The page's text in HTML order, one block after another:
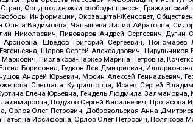
Фонд поддержки свободы прессы,
Информации, Экозащита!-Женсовет,
Вадимовна, Чанышева Лилия Айратовна,
Николаевич, Пивоваров Андрей Сергеевич, Дугин
Шведов Григорий Сергеевич,
Щаров Сергей Алексадрович,
Пислакова-Паркер Марина Петровна,
Борисовна, Гудков Лев Дмитриевич,
Андрей Юрьевич, Мосин Алексей Геннадьевич,
Светлана Куприяновна, Исаев Сергей
Елена Юрьевна, Гендель Людмила
Подузов Сергей Васильевич,
Олег Петрович, Добровольская Анна
Иосифовна, Орлов Олег Петрович, Полякова